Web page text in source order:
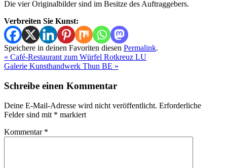
Die vier Originalbilder sind im Besitze des Auftraggebers.
Verbreiten Sie Kunst:
Speichere in deinen Favoriten diesen Permalink.
« Café-Restaurant zum Würfel Rotkreuz LU
Galerie Kunsthandwerk Thun BE »
Schreibe einen Kommentar
Deine E-Mail-Adresse wird nicht veröffentlicht. Erforderliche
Felder sind mit * markiert
Kommentar *